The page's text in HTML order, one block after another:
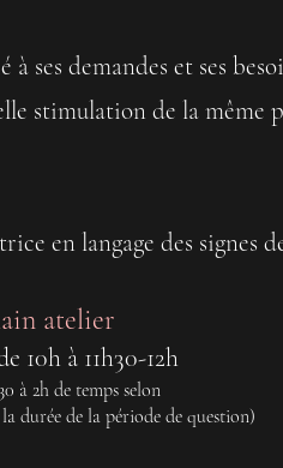
ses demandes et ses
stimulation de la même
en langage des signes
atelier
10h à 11h30-12h
à 2h de temps selon
durée de la période de question)